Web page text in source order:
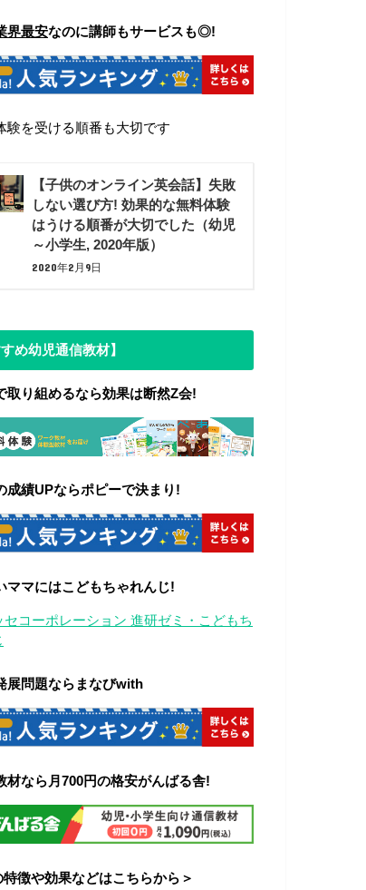
界最安なのに講師もサービスも◎!
験を受ける順番も大切です
【子供のオンライン英会話】失敗
しない選び方! 効果的な無料体験
はうける順番が大切でした（幼児
～小学生, 2020年版）
2020年2月9日
すめ幼児通信教材】
取り組めるなら効果は断然Z会!
成績UPならポピーで決まり!
ママにはこどもちゃれんじ!
展問題ならまなびwith
材なら月700円の格安がんばる舎!
特徴や効果などはこちらから＞